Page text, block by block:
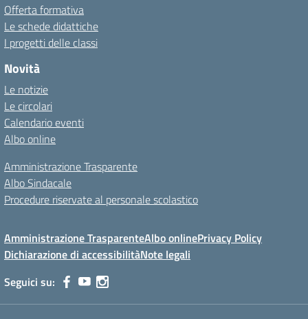
Offerta formativa
Le schede didattiche
I progetti delle classi
Novità
Le notizie
Le circolari
Calendario eventi
Albo online
Amministrazione Trasparente
Albo Sindacale
Procedure riservate al personale scolastico
Amministrazione TrasparenteAlbo onlinePrivacy Policy
Dichiarazione di accessibilitàNote legali
Seguici su: